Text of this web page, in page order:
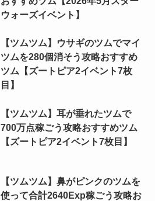
ウォーズイベント】
【ツムツム】ウサギのツムでマイ
ツムを280個消そう攻略おすすめ
ツム【ズートピア2イベント7枚
目】
【ツムツム】耳が垂れたツムで
700万点稼ごう攻略おすすめツム
【ズートピア2イベント7枚目】
【ツムツム】鼻がピンクのツムを
使って合計2640Exp稼ごう攻略お